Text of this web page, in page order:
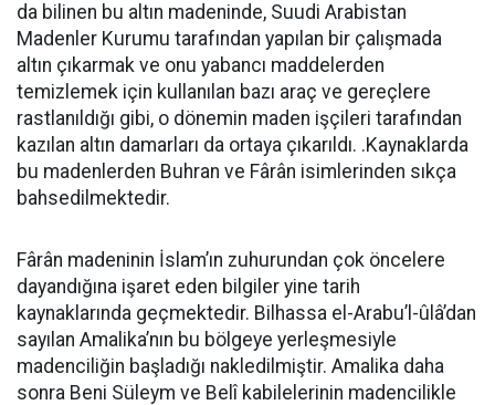
da bilinen bu altın madeninde, Suudi Arabistan
Madenler Kurumu tarafından yapılan bir çalışmada
altın çıkarmak ve onu yabancı maddelerden
temizlemek için kullanılan bazı araç ve gereçlere
rastlanıldığı gibi, o dönemin maden işçileri tarafından
kazılan altın damarları da ortaya çıkarıldı. .Kaynaklarda
bu madenlerden Buhran ve Fârân isimlerinden sıkça
bahsedilmektedir.
Fârân madeninin İslam’ın zuhurundan çok öncelere
dayandığına işaret eden bilgiler yine tarih
kaynaklarında geçmektedir. Bilhassa el-Arabu’l-ûlâ’dan
sayılan Amalika’nın bu bölgeye yerleşmesiyle
madenciliğin başladığı nakledilmiştir. Amalika daha
sonra Beni Süleym ve Belî kabilelerinin madencilikle